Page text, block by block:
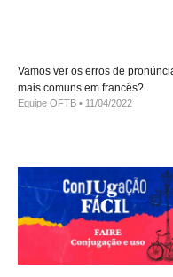
Vamos ver os erros de
mais comuns em francês?
Equipe OFTB 11/04/2022